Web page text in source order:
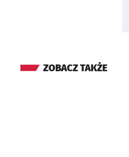
ZOBACZ TAKŻE